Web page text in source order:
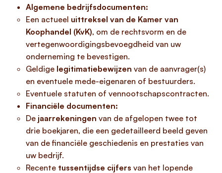
Algemene bedrijfsdocumenten:
Een actueel uittreksel van de Kamer van
Koophandel (KvK), om de rechtsvorm en de
vertegenwoordigingsbevoegdheid van uw
onderneming te bevestigen.
Geldige legitimatiebewijzen van de aanvrager(s)
en eventuele mede-eigenaren of bestuurders.
Eventuele statuten of vennootschapscontracten.
Financiële documenten:
De jaarrekeningen van de afgelopen twee tot
drie boekjaren, die een gedetailleerd beeld geven
van de financiële geschiedenis en prestaties van
uw bedrijf.
Recente tussentijdse cijfers van het lopende